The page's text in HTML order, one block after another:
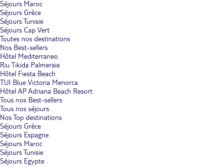
Séjours Maroc
Séjours Grèce
Séjours Tunisie
Séjours Cap Vert
Toutes nos destinations
Nos Best-sellers
Hôtel Mediterraneo
Riu Tikida Palmeraie
Hôtel Fiesta Beach
TUI Blue Victoria Menorca
Hôtel AP Adriana Beach Resort
Tous nos Best-sellers
Tous nos séjours
Nos Top destinations
Séjours Grèce
Séjours Espagne
Séjours Maroc
Séjours Tunisie
Séjours Egypte